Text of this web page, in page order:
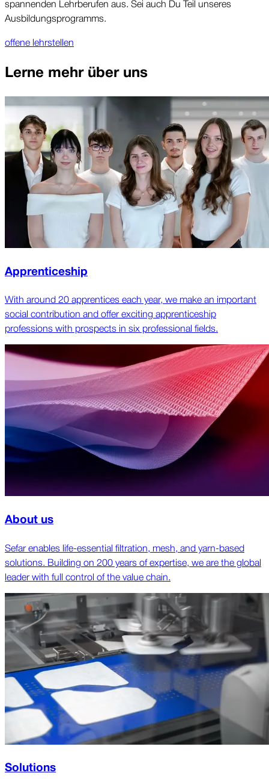
spannenden Lehrberufen aus. Sei auch Du Teil unseres
Ausbildungsprogramms.
offene lehrstellen
Lerne mehr über uns
Apprenticeship
With around 20 apprentices each year, we make an important
social contribution and offer exciting apprenticeship
professions with prospects in six professional fields.
About us
Sefar enables life-essential filtration, mesh, and yarn-based
solutions. Building on 200 years of expertise, we are the global
leader with full control of the value chain.
Solutions